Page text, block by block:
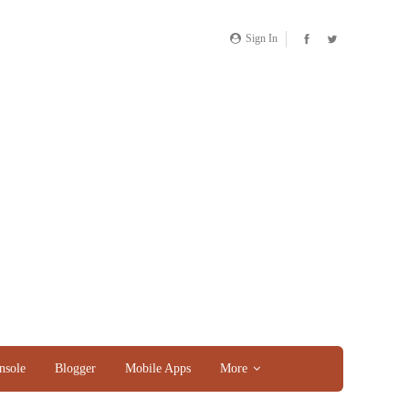
Sign In
Blogger Mobile Apps More